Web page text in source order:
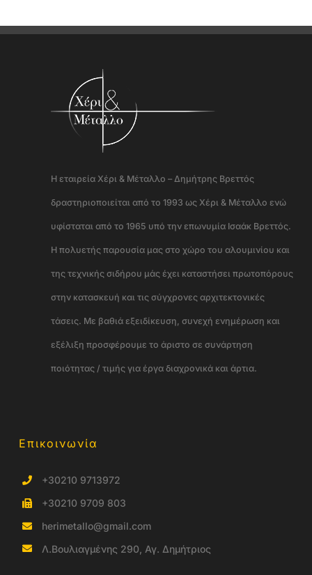
Η εταιρεία Χέρι & Μέταλλο – Δημήτρης Βρεττός
δραστηριοποιείται από το 1993 ως Χέρι & Μέταλλο ενώ
υφίσταται από το 1965 υπό την επωνυμία Ισαάκ Βρεττός.
Η πολυετής παρουσία μας στο χώρο του αλουμινίου και
της τεχνικής σιδήρου μάς έχει καταστήσει πρωτοπόρους
στην κατασκευή και τις σύγχρονες αρχιτεκτονικές
τάσεις. Με βαθιά εξειδίκευση, συνεχή ενημέρωση και
εξέλιξη προσφέρουμε το άριστο σε συνάρτηση
ποιότητας / τιμής για έργα διαχρονικά και άρτια.
Επικοινωνία
+30210 9713972
+30210 9709 803
herimetallo@gmail.com
Λ.Βουλιαγμένης 290, Αγ. Δημήτριος